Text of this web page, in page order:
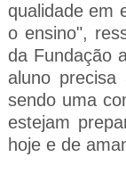
qualidade em
o ensino",
da Fundação
aluno
sendo uma
estejam
hoje e de